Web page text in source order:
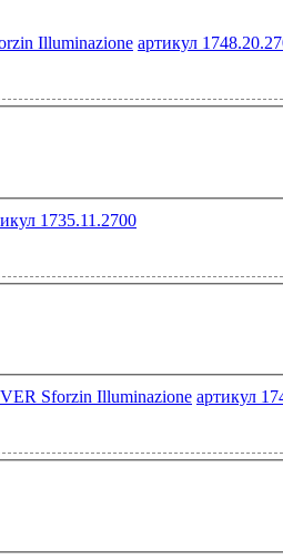
артикул
1735.11.2700
артикул